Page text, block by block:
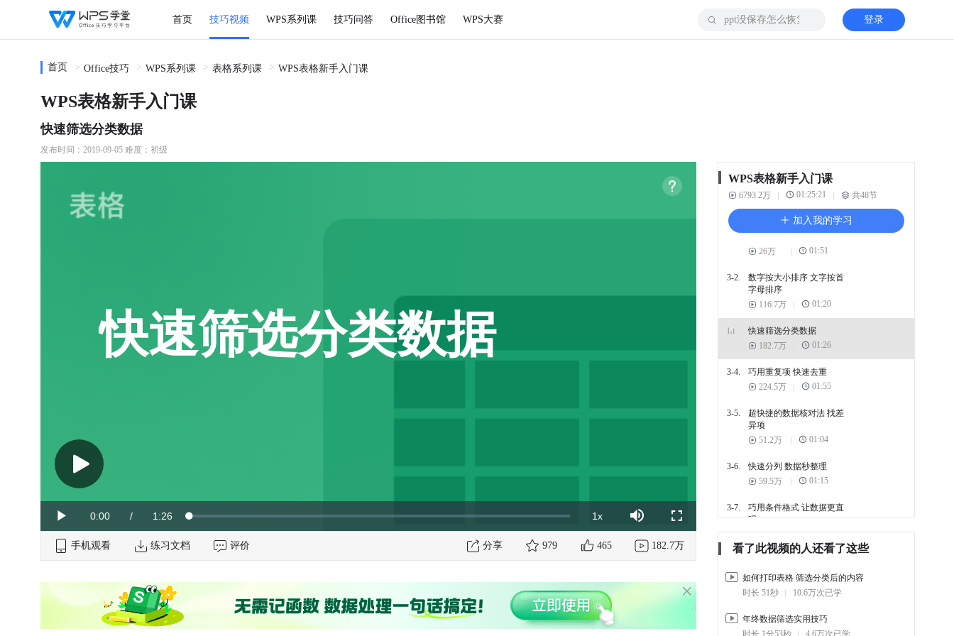
首页 技巧视频 WPS系列课 技巧问答 Office图书馆 WPS大赛 登录
首页 Office技巧 WPS系列课 表格系列课 WPS表格新手入门课
WPS表格新手入门课
快速筛选分类数据
发布时间：2019-09-05 难度：初级
Play Current
Time
0:00 / Duration
1:26 Loaded:
0%
1xPlayback
Rate
Mute Fullscreen
快速筛选分类数据
手机观看 练习文档 评价 分享 979 465 182.7万
WPS表格新手入门课
6793.2万 01:25:21 共48节
加入我的学习
2-4.
快速填充单元格 多种填充
如何制作多级下拉列表
43.4万
03:15
3. 数据查找分析
26万
01:51
3-2.
数字按大小排序 文字按首
字母排序
116.7万
01:20
快速筛选分类数据
182.7万
01:26
3-4.
巧用重复项 快速去重
224.5万
01:55
3-5.
超快捷的数据核对法 找差
异项
51.2万
01:04
3-6.
快速分列 数据秒整理
59.5万
01:15
3-7.
巧用条件格式 让数据更直
观
74.5万
02:08
4-1.
函数基础知识 相对绝对混
看了此视频的人还看了这些
如何打印表格 筛选分类后的内容
时长 51秒
10.6万次已学
年终数据筛选实用技巧
时长 1分53秒
4.6万次已学